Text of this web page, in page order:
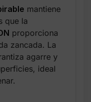
mantiene
que la
proporciona
zancada. La
agarre y
ideal